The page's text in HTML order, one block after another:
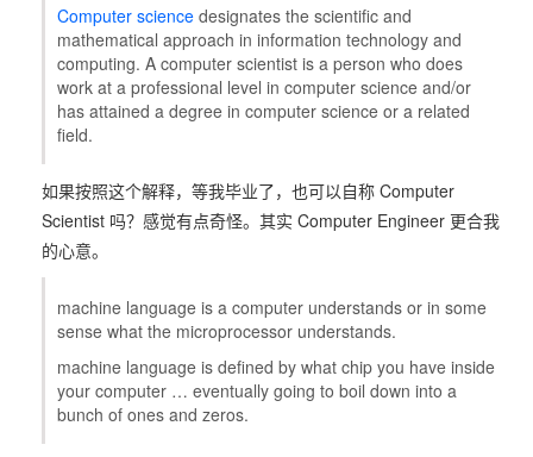
Computer science designates the scientific and
mathematical approach in information technology and
computing. A computer scientist is a person who does
work at a professional level in computer science and/or
has attained a degree in computer science or a related
field.
如果按照这个解释，等我毕业了，也可以自称 Computer
Scientist 吗？感觉有点奇怪。其实 Computer Engineer 更合我
的心意。
machine language is a computer understands or in some
sense what the microprocessor understands.
machine language is defined by what chip you have inside
your computer … eventually going to boil down into a
bunch of ones and zeros.